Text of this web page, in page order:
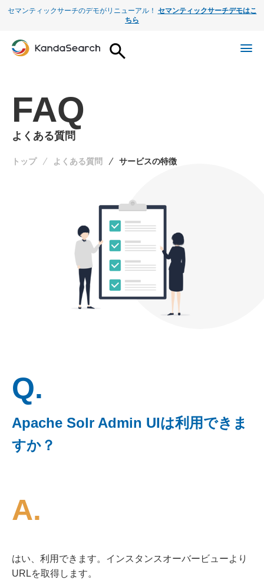
セマンティックサーチのデモがリニューアル！ セマンティックサーチデモはこ
ちら
FAQ
よくある質問
トップ よくある質問 サービスの特徴
Q.
Apache Solr Admin UIは利用できま
すか？
A.
はい、利用できます。インスタンスオーバービューより
URLを取得します。